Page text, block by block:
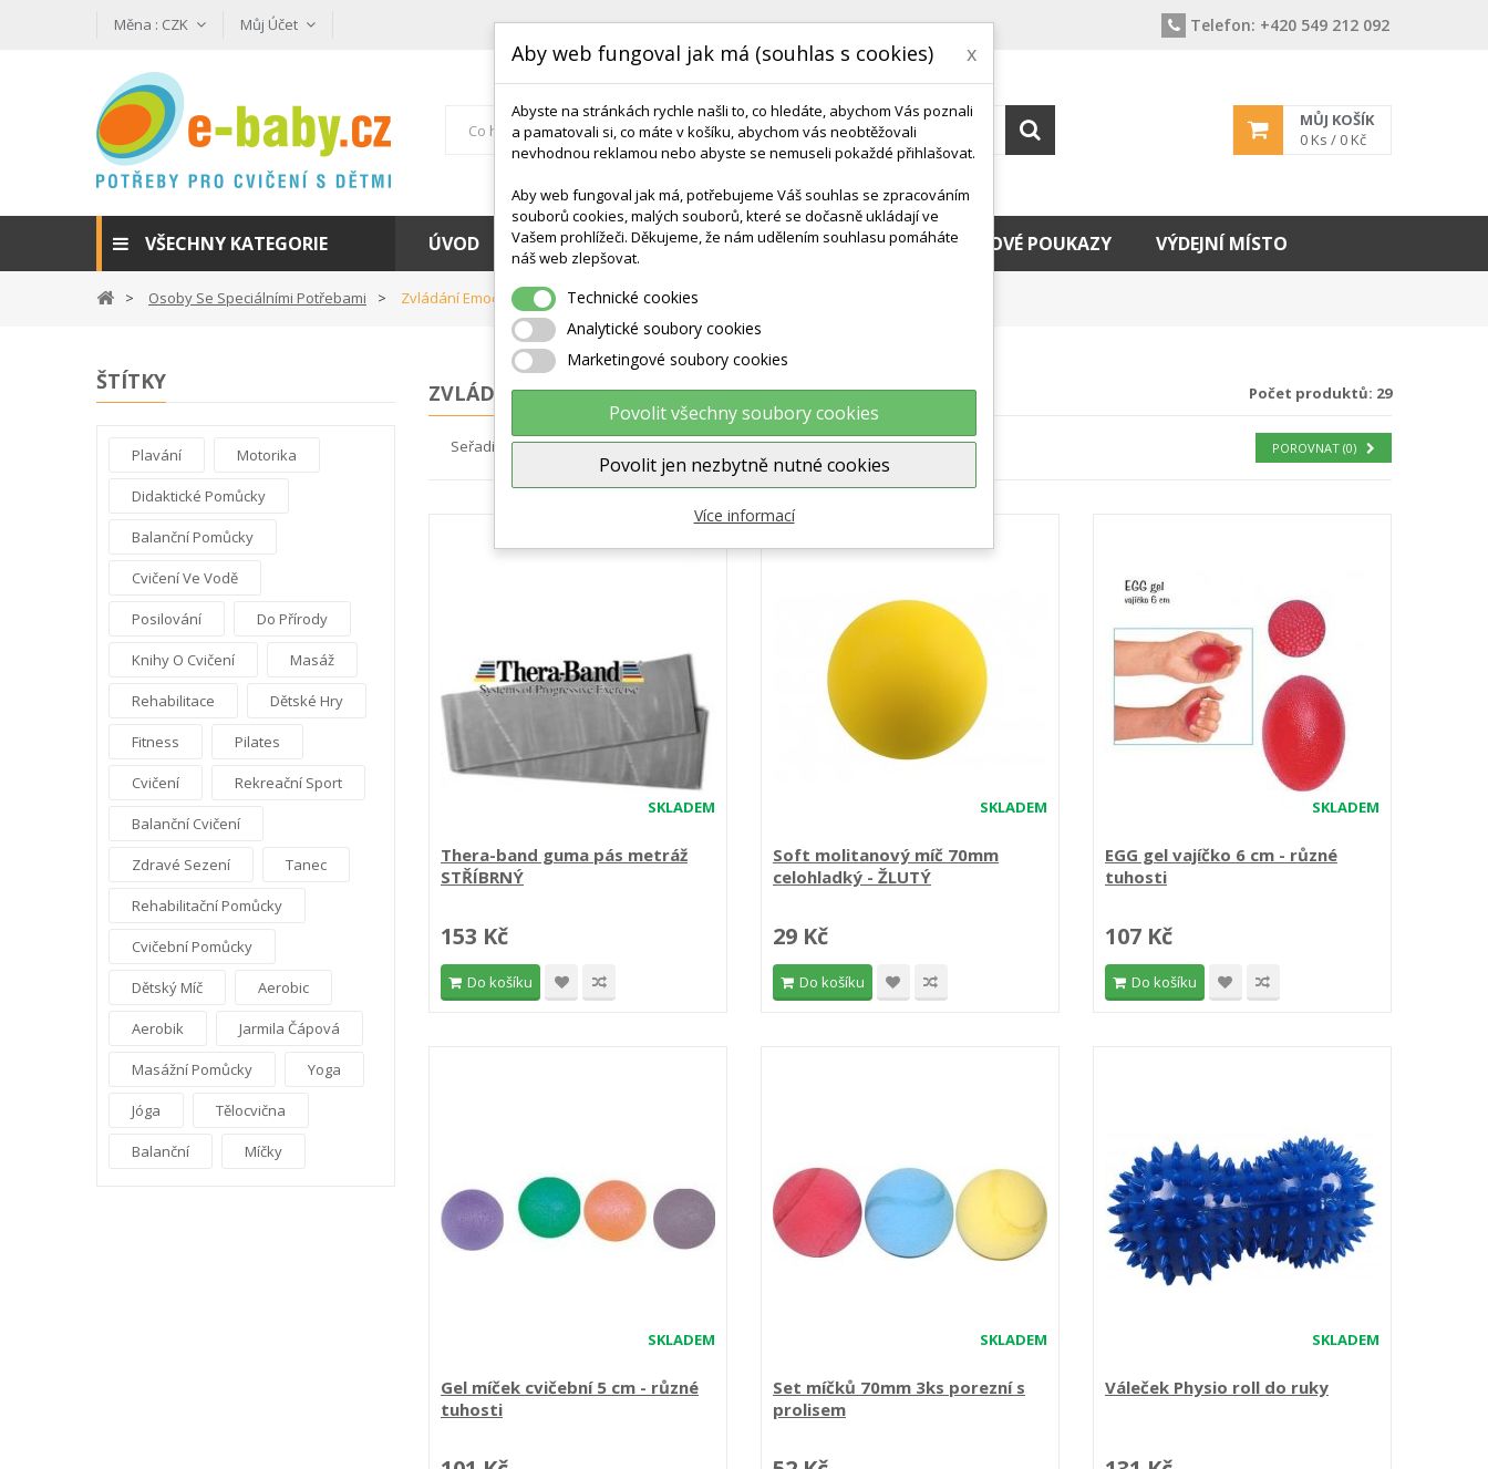
Měna : CZK Můj Účet Telefon: +420 549 212 092
MŮJ KOŠÍK
0 Ks / 0 Kč
VŠECHNY KATEGORIE ÚVOD KONTAKT DODÁNÍ A TERMÍNY CZ & SK DÁRKOVÉ POUKAZY VÝDEJNÍ MÍSTO
Osoby Se Speciálními Potřebami Zvládání Emocí
ŠTÍTKY
Plavání Motorika
Didaktické Pomůcky
Balanční Pomůcky
Cvičení Ve Vodě
Posilování Do Přírody
Knihy O Cvičení Masáž
Rehabilitace Dětské Hry
Fitness Pilates
Cvičení Rekreační Sport
Balanční Cvičení
Zdravé Sezení Tanec
Rehabilitační Pomůcky
Cvičební Pomůcky
Dětský Míč Aerobic
Aerobik Jarmila Čápová
Masážní Pomůcky Yoga
Jóga Tělocvična
Balanční Míčky
ZVLÁDÁNÍ EMOCÍ Počet produktů: 29
POROVNAT (0)
Seřadit podle Nejprve produkty skladem
SKLADEM
Thera-band guma pás metráž
STŘÍBRNÝ
153 Kč
Do košíku
SKLADEM
Soft molitanový míč 70mm
celohladký - ŽLUTÝ
29 Kč
Do košíku
SKLADEM
EGG gel vajíčko 6 cm - různé
tuhosti
107 Kč
Do košíku
SKLADEM
Gel míček cvičební 5 cm - různé
tuhosti
SKLADEM
Set míčků 70mm 3ks porezní s
prolisem
SKLADEM
Váleček Physio roll do ruky
Aby web fungoval jak má (souhlas s cookies) x
Abyste na stránkách rychle našli to, co hledáte, abychom Vás poznali
a pamatovali si, co máte v košíku, abychom vás neobtěžovali
nevhodnou reklamou nebo abyste se nemuseli pokaždé přihlašovat.
Aby web fungoval jak má, potřebujeme Váš souhlas se zpracováním
souborů cookies, malých souborů, které se dočasně ukládají ve
Vašem prohlížeči. Děkujeme, že nám udělením souhlasu pomáháte
náš web zlepšovat.
Technické cookies
Analytické soubory cookies
Marketingové soubory cookies
Povolit všechny soubory cookies
Povolit jen nezbytně nutné cookies
Více informací